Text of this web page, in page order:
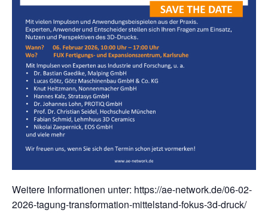
Weitere Informationen unter: https://ae-network.de/06-02-
2026-tagung-transformation-mittelstand-fokus-3d-druck/